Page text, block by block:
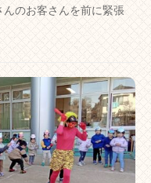
のお客さんを前に緊張